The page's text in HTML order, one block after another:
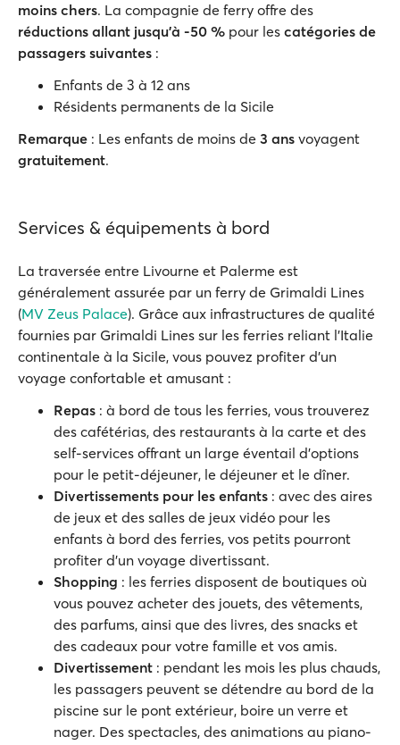
moins chers. La compagnie de ferry offre des
réductions allant jusqu'à -50 % pour les catégories de
passagers suivantes :
Enfants de 3 à 12 ans
Résidents permanents de la Sicile
Remarque : Les enfants de moins de 3 ans voyagent
gratuitement.
Services & équipements à bord
La traversée entre Livourne et Palerme est
généralement assurée par un ferry de Grimaldi Lines
(MV Zeus Palace). Grâce aux infrastructures de qualité
fournies par Grimaldi Lines sur les ferries reliant l'Italie
continentale à la Sicile, vous pouvez profiter d'un
voyage confortable et amusant :
Repas : à bord de tous les ferries, vous trouverez
des cafétérias, des restaurants à la carte et des
self-services offrant un large éventail d'options
pour le petit-déjeuner, le déjeuner et le dîner.
Divertissements pour les enfants : avec des aires
de jeux et des salles de jeux vidéo pour les
enfants à bord des ferries, vos petits pourront
profiter d'un voyage divertissant.
Shopping : les ferries disposent de boutiques où
vous pouvez acheter des jouets, des vêtements,
des parfums, ainsi que des livres, des snacks et
des cadeaux pour votre famille et vos amis.
Divertissement : pendant les mois les plus chauds,
les passagers peuvent se détendre au bord de la
piscine sur le pont extérieur, boire un verre et
nager. Des spectacles, des animations au piano-